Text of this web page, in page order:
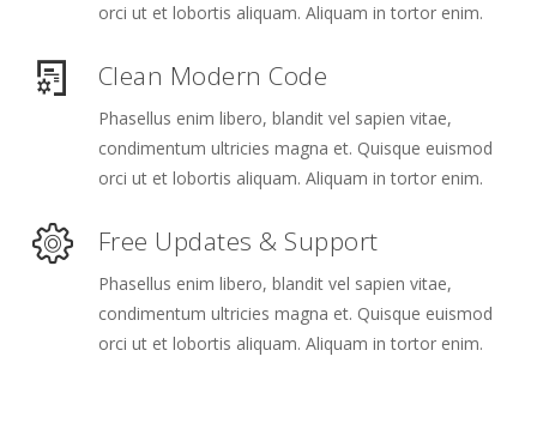
orci ut et lobortis aliquam. Aliquam in tortor enim.
Clean Modern Code
Phasellus enim libero, blandit vel sapien vitae,
condimentum ultricies magna et. Quisque euismod
orci ut et lobortis aliquam. Aliquam in tortor enim.
Free Updates & Support
Phasellus enim libero, blandit vel sapien vitae,
condimentum ultricies magna et. Quisque euismod
orci ut et lobortis aliquam. Aliquam in tortor enim.